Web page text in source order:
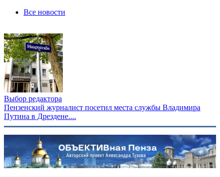
Все новости
Выбор редактора
Пензенский журналист посетил места службы Владимира
Путина в Дрездене....